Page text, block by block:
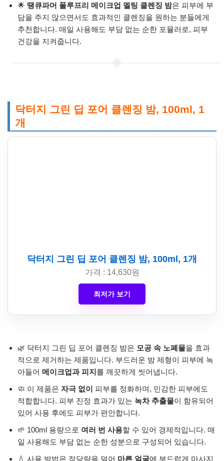
🌟 땡큐파머 폴루프리 메이크업 멜팅 클렌징 밤은 피부에 부
담을 주지 않으면서도 효과적인 클렌징을 원하는 분들에게
추천합니다. 매일 사용해도 부담 없는 순한 포뮬러로, 피부
건강을 지켜줍니다.
닥터지 그린 딥 포어 클렌징 밤, 100ml, 1
개
닥터지 그린 딥 포어 클렌징 밤, 100ml, 1개
가격 : 14,630원
최저가 보기
🌿 닥터지 그린 딥 포어 클렌징 밤은 모공 속 노폐물을 효과
적으로 제거하는 제품입니다. 부드러운 밤 제형이 피부에 녹
아들어 메이크업과 피지를 깨끗하게 씻어냅니다.
🧼 이 제품은 자극 없이 피부를 정화하며, 민감한 피부에도
적합합니다. 피부 진정 효과가 있는 녹차 추출물이 함유되어
있어 사용 후에도 피부가 편안합니다.
🌱 100ml 용량으로 여러 번 사용할 수 있어 경제적입니다. 매
일 사용해도 부담 없는 순한 성분으로 구성되어 있습니다.
💧 사용 방법은 적당량을 덜어 마른 얼굴에 부드럽게 마사지